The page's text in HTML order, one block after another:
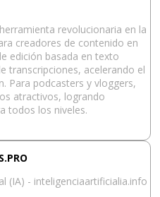
revolucionaria en la
creadores de contenido en
edición basada en texto
transcripciones, acelerando el
Para podcasters y vloggers,
atractivos, logrando
todos los niveles.